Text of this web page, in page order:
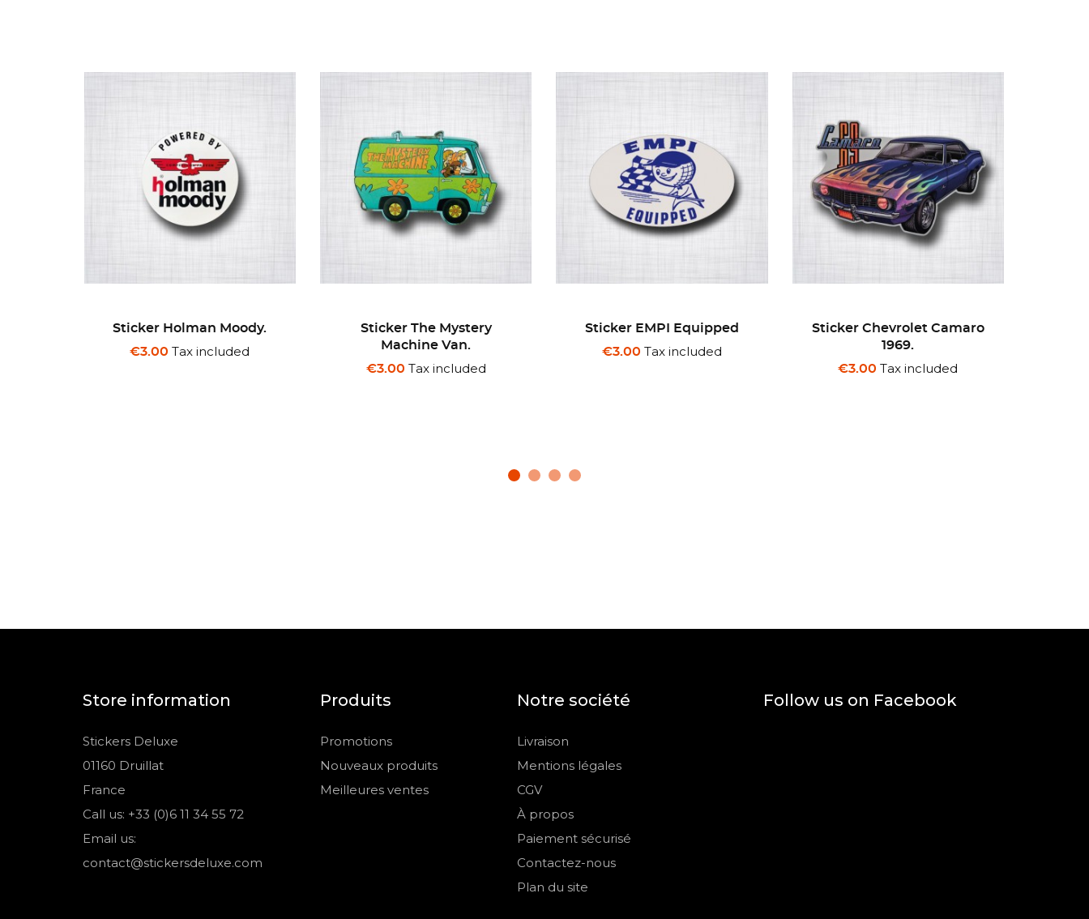
Sticker The Mystery
Machine Van.
Sticker EMPI Equipped
€3.00Tax included
Sticker Chevrolet Camaro
1969.
Sticker Sun-Ray Gasoline
Motor Oil
€3.00 Tax included
Store information
Stickers Deluxe
01160 Druillat
France
Call us: +33 (0)6 11 34 55 72
Email us:
contact@stickersdeluxe.com
Produits
Promotions
Nouveaux produits
Meilleures ventes
Notre société
Livraison
Mentions légales
CGV
À propos
Paiement sécurisé
Contactez-nous
Plan du site
Follow us on Facebook